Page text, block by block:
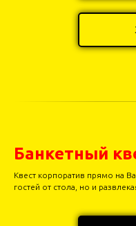
Банкетный
Квест корпоратив прямо на
гостей от стола, но и